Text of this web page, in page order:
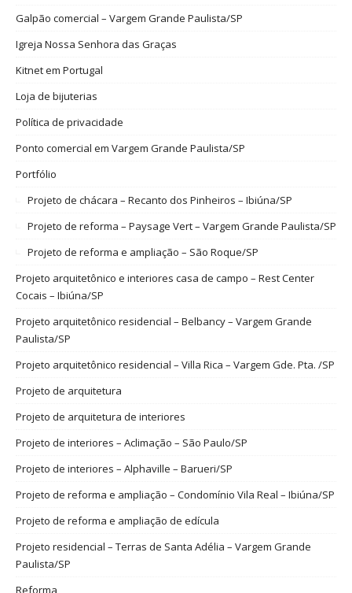
Galpão comercial – Vargem Grande Paulista/SP
Igreja Nossa Senhora das Graças
Kitnet em Portugal
Loja de bijuterias
Política de privacidade
Ponto comercial em Vargem Grande Paulista/SP
Portfólio
Projeto de chácara – Recanto dos Pinheiros – Ibiúna/SP
Projeto de reforma – Paysage Vert – Vargem Grande Paulista/SP
Projeto de reforma e ampliação – São Roque/SP
Projeto arquitetônico e interiores casa de campo – Rest Center
Cocais – Ibiúna/SP
Projeto arquitetônico residencial – Belbancy – Vargem Grande
Paulista/SP
Projeto arquitetônico residencial – Villa Rica – Vargem Gde. Pta. /SP
Projeto de arquitetura
Projeto de arquitetura de interiores
Projeto de interiores – Aclimação – São Paulo/SP
Projeto de interiores – Alphaville – Barueri/SP
Projeto de reforma e ampliação – Condomínio Vila Real – Ibiúna/SP
Projeto de reforma e ampliação de edícula
Projeto residencial – Terras de Santa Adélia – Vargem Grande
Paulista/SP
Reforma